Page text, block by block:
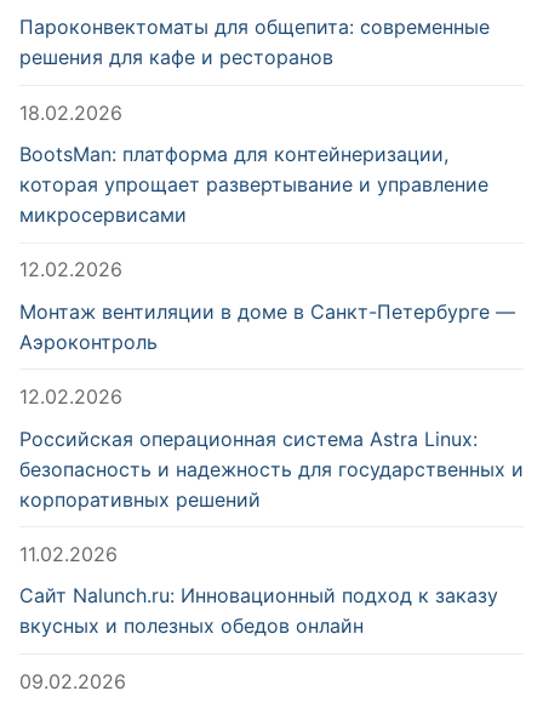
Пароконвектоматы для общепита: современные
решения для кафе и ресторанов
18.02.2026
BootsMan: платформа для контейнеризации,
которая упрощает развертывание и управление
микросервисами
12.02.2026
Монтаж вентиляции в доме в Санкт-Петербурге —
Аэроконтроль
12.02.2026
Российская операционная система Astra Linux:
безопасность и надежность для государственных и
корпоративных решений
11.02.2026
Сайт Nalunch.ru: Инновационный подход к заказу
вкусных и полезных обедов онлайн
09.02.2026